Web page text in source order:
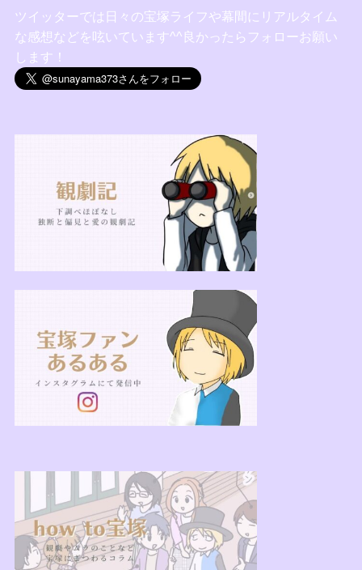
ツイッターでは日々の宝塚ライフや幕間にリアルタイム
な感想などを呟いています^^良かったらフォローお願い
します！